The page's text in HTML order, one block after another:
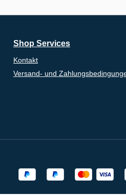
Shop Services
Kontakt
Versand- und